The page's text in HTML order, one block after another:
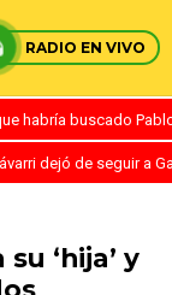
RADIO EN VIVO
habría buscado
dejó de seguir a
‘hija’ y